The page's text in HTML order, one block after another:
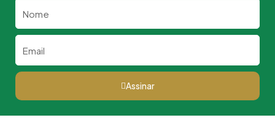
Assinar